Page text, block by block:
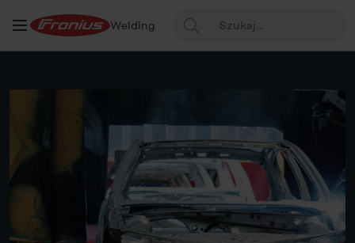
Welding Szukaj: